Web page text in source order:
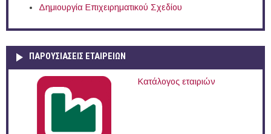
Δημιουργία Επιχειρηματικού Σχεδίου
ΠΑΡΟΥΣΙΆΣΕΙΣ ΕΤΑΙΡΕΙΏΝ
Κατάλογος εταιριών